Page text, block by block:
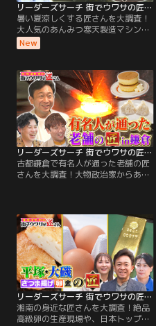
リーダーズサーチ 街でウワサの匠さん 暑い夏涼しくする匠さんを大調査！大人気のあんみつ寒天製造マシンや、氷を作る巨大工場で秘密に迫る！
暑い夏涼しくする匠さんを大調査！
大人気のあんみつ寒天製造マシン
や、氷を作る巨大工場で秘密に迫
る！／今回のリーダーズサーチは、
休日は2時間待ち…デパートでも人
気のあんみつ！3000万円かけた寒天
製造マシンとは？ さらに、コンビニ
で見るあの氷は、一体どうやって作
られている？ 巨大工場に潜入し氷の
秘密に迫る。
New
リーダーズサーチ 街でウワサの匠さん 古都鎌倉で有名人が通った老舗の匠さんを大調査！大物政治家からあの伝説のアーティストが愛した逸品とは…？
古都鎌倉で有名人が通った老舗の匠
さんを大調査！大物政治家からあの
の匠さんを大調査！今回のゲスト
は、アルコ＆ピースのお二人！大物
政治家が絶賛した老舗中華の名物料
理の匠や、あの伝説的アーティスト
が訪れた2時間待ちになることもあ
る人気メニューの匠…。
リーダーズサーチ 街でウワサの匠さん 湘南の身近な匠さんを大調査！絶品高級卵の生産現場や、日本トップクラスの貴金属取扱量を誇る工場へ潜入！
湘南の身近な匠さんを大調査！絶品
高級卵の生産現場や、日本トップク